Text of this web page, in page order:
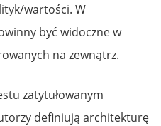
wartości. W
być widoczne w
na zewnątrz.
zatytułowanym
definiują architekturę